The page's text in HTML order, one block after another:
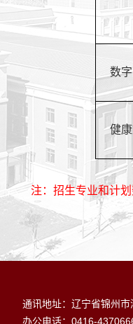
数
健
注：招生专业和计
通讯地址：辽宁省锦州
办公电话： 0416-